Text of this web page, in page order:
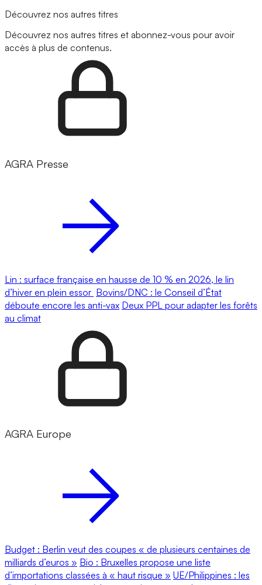
Découvrez nos autres titres
Découvrez nos autres titres et abonnez-vous pour avoir
accès à plus de contenus.
AGRA Presse
Lin : surface française en hausse de 10 % en 2026, le lin
d’hiver en plein essor Bovins/DNC : le Conseil d’État
déboute encore les anti-vax Deux PPL pour adapter les forêts
au climat
AGRA Europe
Budget : Berlin veut des coupes « de plusieurs centaines de
milliards d’euros » Bio : Bruxelles propose une liste
d’importations classées à « haut risque » UE/Philippines : les